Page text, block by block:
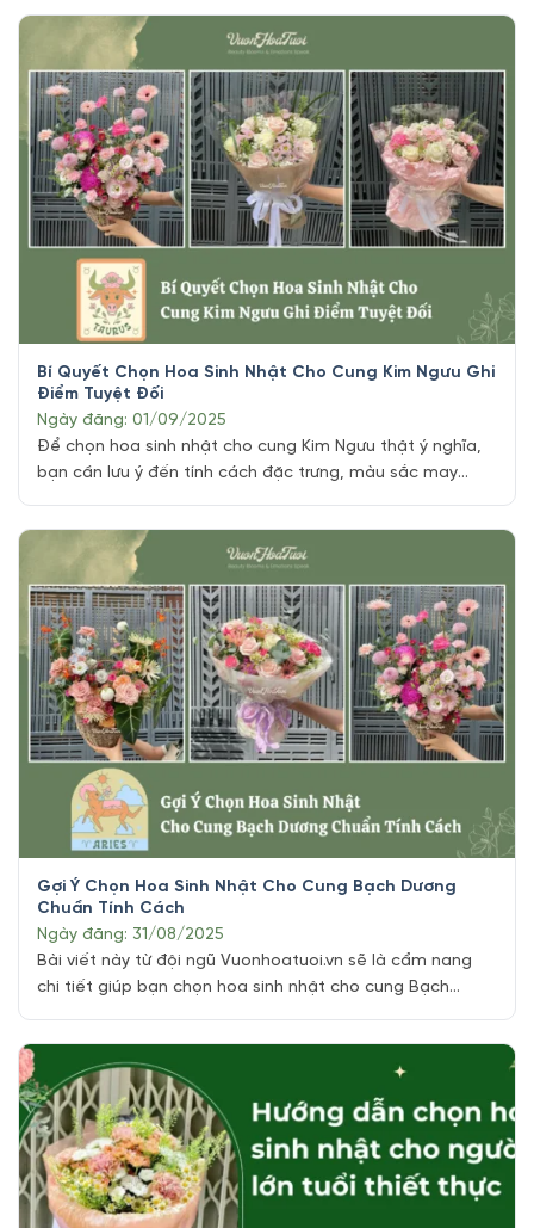
hợp không chỉ thể hiện sự tinh tế mà còn ẩn chứa thông
điệp ý nghĩa, mang lại may mắn và gắn [...]
Bí Quyết Chọn Hoa Sinh Nhật Cho Cung Kim Ngưu Ghi
Điểm Tuyệt Đối
Ngày đăng: 01/09/2025
Để chọn hoa sinh nhật cho cung Kim Ngưu thật ý nghĩa,
bạn cần lưu ý đến tính cách đặc trưng, màu sắc may
Vuonhoatuoi.vn tự hào mang đến bài viết chuyên sâu
này, cung cấp hướng dẫn chi tiết về các loại hoa [...]
Gợi Ý Chọn Hoa Sinh Nhật Cho Cung Bạch Dương
Chuẩn Tính Cách
Ngày đăng: 31/08/2025
Bài viết này từ đội ngũ Vuonhoatuoi.vn sẽ là cẩm nang
chi tiết giúp bạn chọn hoa sinh nhật cho cung Bạch
phá tính cách đặc trưng, màu sắc may mắn và những
loài hoa “chuẩn gu” nhất để món quà của bạn [...]